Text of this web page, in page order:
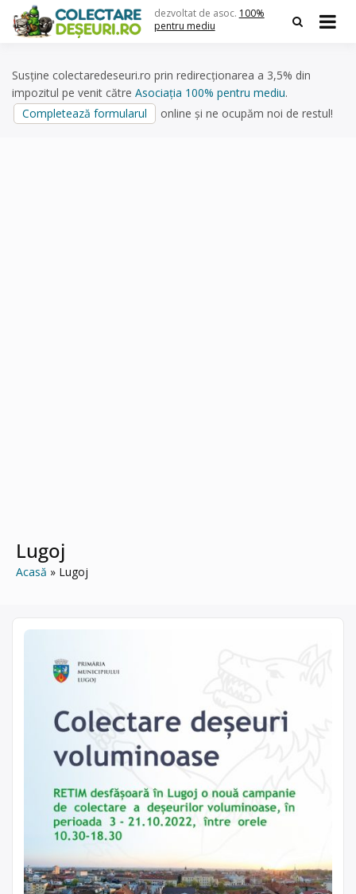
content
dezvoltat de asoc. 100%
pentru mediu
Susține colectaredeseuri.ro prin redirecționarea a 3,5% din
impozitul pe venit către Asociația 100% pentru mediu.
Completează formularul
online și ne ocupăm noi de restul!
Lugoj
Acasă Lugoj